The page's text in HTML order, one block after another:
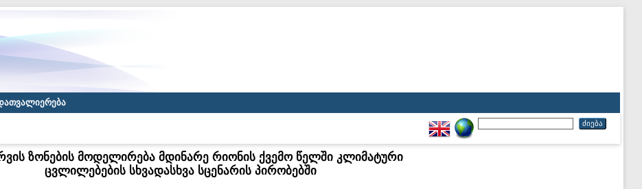
ზონების მოდელირება მდინარე რიონის ქვემო წელში კლიმატური
ცვლილებების სხვადასხვა სცენარის პირობებში